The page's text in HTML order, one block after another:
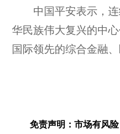
中国平安表示，
华民族伟大复兴的中
国际领先的综合金融
免责声明：市场有风